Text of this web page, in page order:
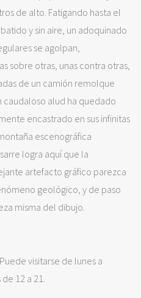
de alto. Fatigando hasta el
y sin aire, un adoquinado
se agolpan,
sobre otras, unas contra otras,
de un camión remolque
caudaloso alud ha quedado
encastrado en sus infinitas
escenográfica
logra aquí que la
artefacto gráfico parezca
geológico, y de paso
misma del dibujo.
visitarse de lunes a
12 a 21.